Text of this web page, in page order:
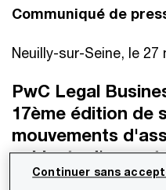
Communiqué de
Neuilly-sur-Seine, le 27
PwC Legal
17ème édition de
mouvements
cabinets
France.
Continuer sans